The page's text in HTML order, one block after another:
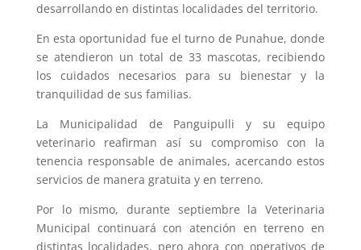
desarrollando en distintas localidades del territorio.
En esta oportunidad fue el turno de Punahue, donde
se atendieron un total de 33 mascotas, recibiendo
los cuidados necesarios para su bienestar y la
tranquilidad de sus familias.
La Municipalidad de Panguipulli y su equipo
veterinario reafirman así su compromiso con la
tenencia responsable de animales, acercando estos
servicios de manera gratuita y en terreno.
Por lo mismo, durante septiembre la Veterinaria
Municipal continuará con atención en terreno en
distintas localidades, pero ahora con operativos de